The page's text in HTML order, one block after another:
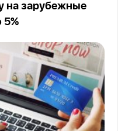
на зарубежные
5%